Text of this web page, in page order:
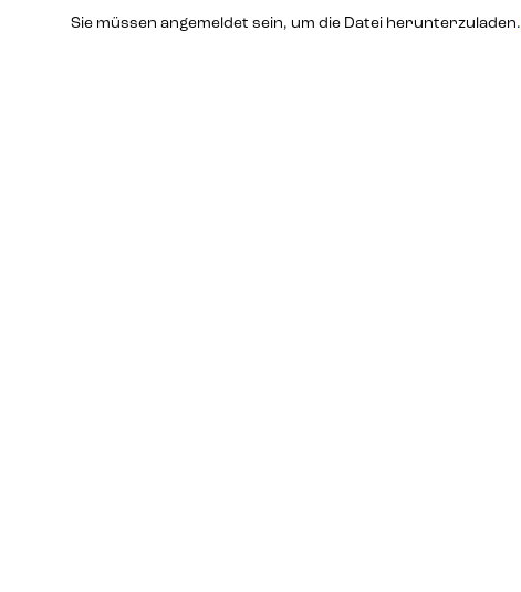
Sie müssen angemeldet sein, um die Datei herunterzuladen.